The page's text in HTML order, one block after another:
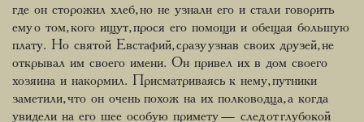
где он сторожил хлеб, но не узнали его и стали говорить
ему о том, кого ищут, прося его помощи и обещая большую
плату. Но святой Евстафий, сразу узнав своих друзей, не
открывал им своего имени. Он привел их в дом своего
хозяина и накормил. Присматриваясь к нему, путники
заметили, что он очень похож на их полководца, а когда
увидели на его шее особую примету — след от глубокой